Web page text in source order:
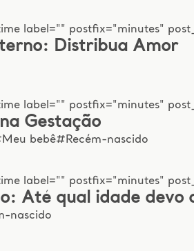
label="" postfix="minutes"
Distribua Amor
label="" postfix="minutes"
Gestação
bebê#Recém-nascido
label="" postfix="minutes"
Até qual idade devo
nascido